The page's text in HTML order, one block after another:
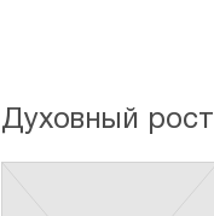
Духовный рост